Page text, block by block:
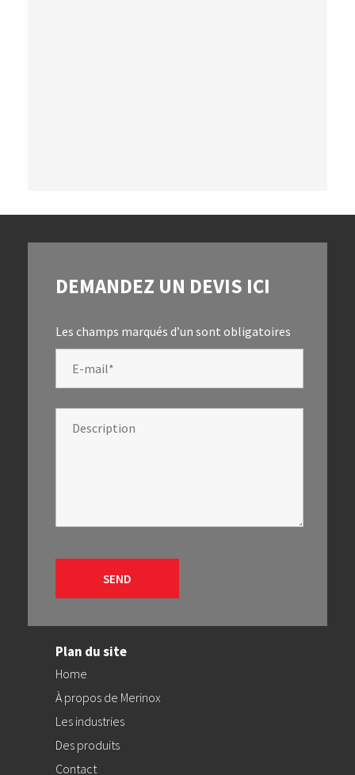
DEMANDEZ UN DEVIS ICI
Les champs marqués d’un sont obligatoires
Plan du site
Home
À propos de Merinox
Les industries
Des produits
Contact